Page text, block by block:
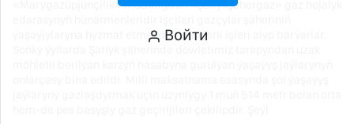
«Marygazüpjünçilik» müdirliginiň «Şatlykşähergaz» gaz hojalyk
ýaşaýjylaryna hyzmat etmekde tutanýerli işleri alyp barýarlar.
Войти